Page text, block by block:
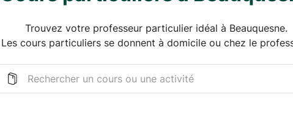
Trouvez votre professeur particulier idéal à Beauquesne.
Les cours particuliers se donnent à domicile ou chez le